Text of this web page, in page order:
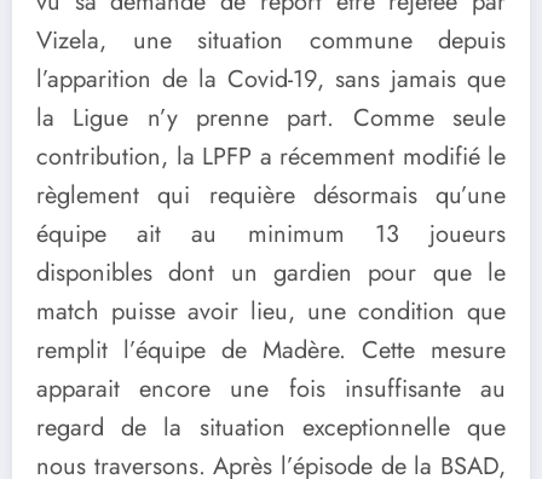
Vizela, une situation commune depuis
l’apparition de la Covid-19, sans jamais que
la Ligue n’y prenne part. Comme seule
contribution, la LPFP a récemment modifié le
règlement qui requière désormais qu’une
équipe ait au minimum 13 joueurs
disponibles dont un gardien pour que le
match puisse avoir lieu, une condition que
remplit l’équipe de Madère. Cette mesure
apparait encore une fois insuffisante au
regard de la situation exceptionnelle que
nous traversons. Après l’épisode de la BSAD,